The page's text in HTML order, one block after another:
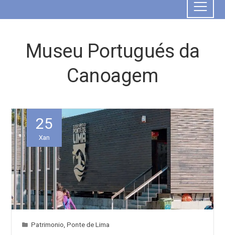
Museu Portugués da
Canoagem
25
Xan
Patrimonio ,Ponte de Lima